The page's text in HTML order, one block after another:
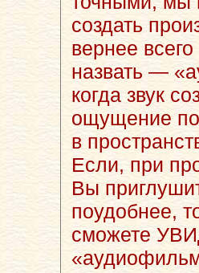
создать
вернее
назвать —
когда звук
ощущение
в
Если, при
Вы
поудобнее,
сможете